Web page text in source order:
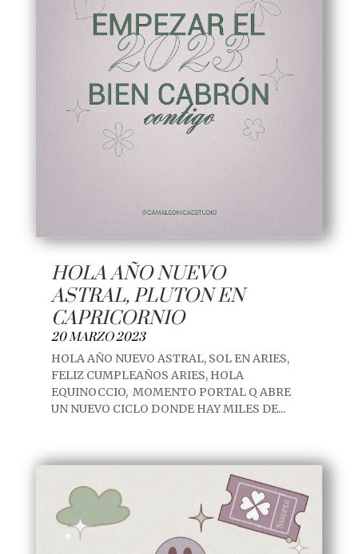
HOLA AÑO NUEVO
ASTRAL, PLUTON EN
CAPRICORNIO
20 MARZO 2023
HOLA AÑO NUEVO ASTRAL, SOL EN ARIES,
FELIZ CUMPLEAÑOS ARIES, HOLA
EQUINOCCIO, MOMENTO PORTAL Q ABRE
UN NUEVO CICLO DONDE HAY MILES DE...